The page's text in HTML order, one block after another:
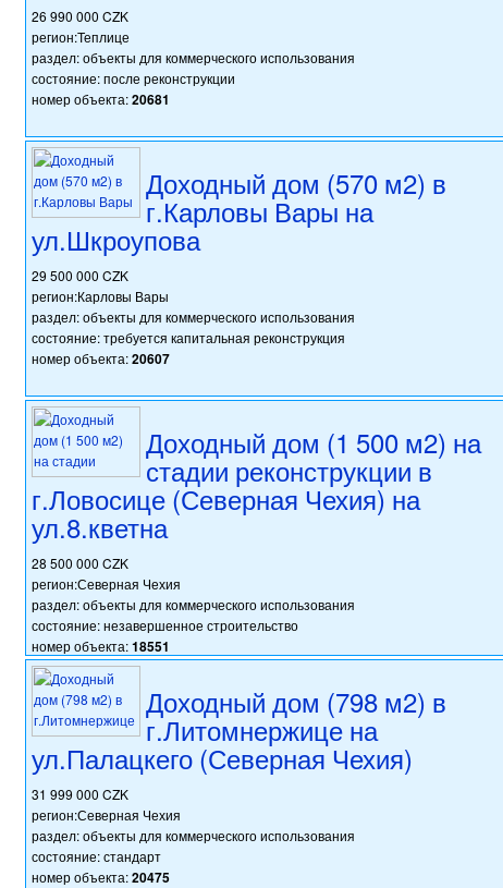
26 990 000 CZK
регион:Теплице
раздел: объекты для коммерческого использования
состояние: после реконструкции
номер объекта:20681
Доходный дом (570 м2) в
г.Карловы Вары на
ул.Шкроупова
29 500 000 CZK
регион:Карловы Вары
раздел: объекты для коммерческого использования
состояние: требуется капитальная реконструкция
номер объекта:20607
Доходный дом (1 500 м2) на
стадии реконструкции в
г.Ловосице (Северная Чехия) на
ул.8.кветна
28 500 000 CZK
регион:Северная Чехия
раздел: объекты для коммерческого использования
состояние: незавершенное строительство
номер объекта:18551
Доходный дом (798 м2) в
г.Литомнержице на
ул.Палацкего (Северная Чехия)
31 999 000 CZK
регион:Северная Чехия
раздел: объекты для коммерческого использования
состояние: стандарт
номер объекта:20475